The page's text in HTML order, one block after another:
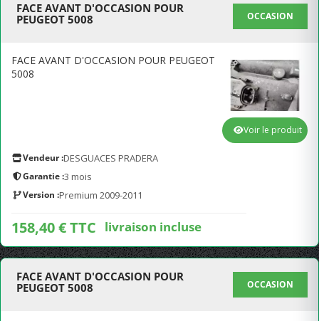
FACE AVANT D'OCCASION POUR
PEUGEOT 5008
OCCASION
FACE AVANT D'OCCASION POUR PEUGEOT
5008
Vendeur :DESGUACES PRADERA
Garantie :3 mois
Version :Premium 2009-2011
158,40 € TTC livraison incluse
Voir le produit
FACE AVANT D'OCCASION POUR
PEUGEOT 5008
OCCASION